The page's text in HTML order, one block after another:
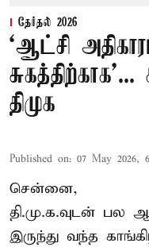
தேர்தல் 2026
‘ஆட்சி
திமுக
Published on: 07 May 2026,
சென்னை,
தி.மு.க.வுடன் பல
இருந்து வந்த